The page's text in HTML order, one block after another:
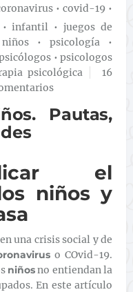
• covid-19•
infantil •juegos de
niños• psicología•
•psicologos
psicológica
16
Pautas,
el
niños y
una crisis social y de
o COvid-19.
niñosno entiendan la
En este artículo